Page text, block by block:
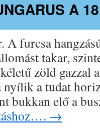
A
A furcsa
takar,
zöld gazzal
nyílik a tudat
bukkan elő a
→